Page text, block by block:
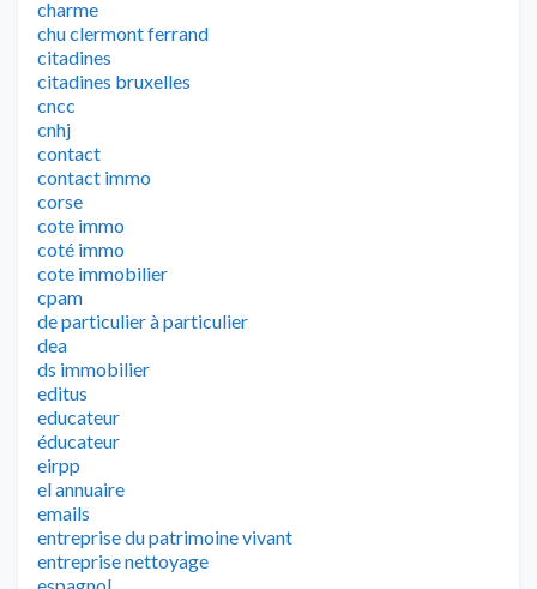
charme
chu clermont ferrand
citadines
citadines bruxelles
cncc
cnhj
contact
contact immo
corse
cote immo
coté immo
cote immobilier
cpam
de particulier à particulier
dea
ds immobilier
editus
educateur
éducateur
eirpp
el annuaire
emails
entreprise du patrimoine vivant
entreprise nettoyage